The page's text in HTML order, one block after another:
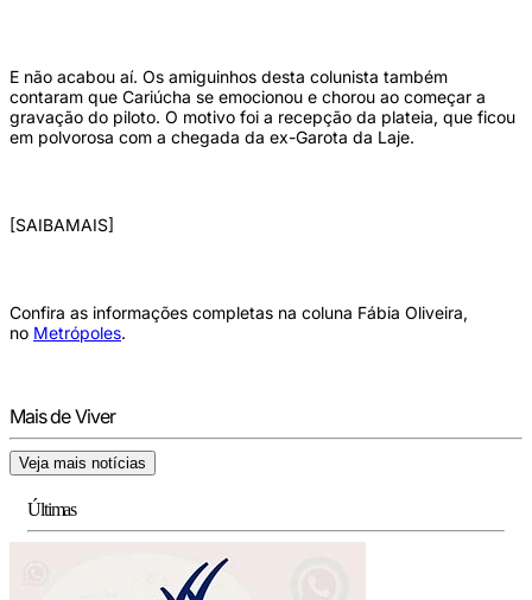
E não acabou aí. Os amiguinhos desta colunista também
contaram que Cariúcha se emocionou e chorou ao começar a
gravação do piloto. O motivo foi a recepção da plateia, que ficou
em polvorosa com a chegada da ex-Garota da Laje.
[SAIBAMAIS]
Confira as informações completas na coluna Fábia Oliveira,
no Metrópoles.
Mais de Viver
Veja mais notícias
Últimas